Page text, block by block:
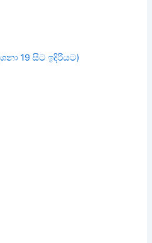
19 සිට ඉදිරියට)